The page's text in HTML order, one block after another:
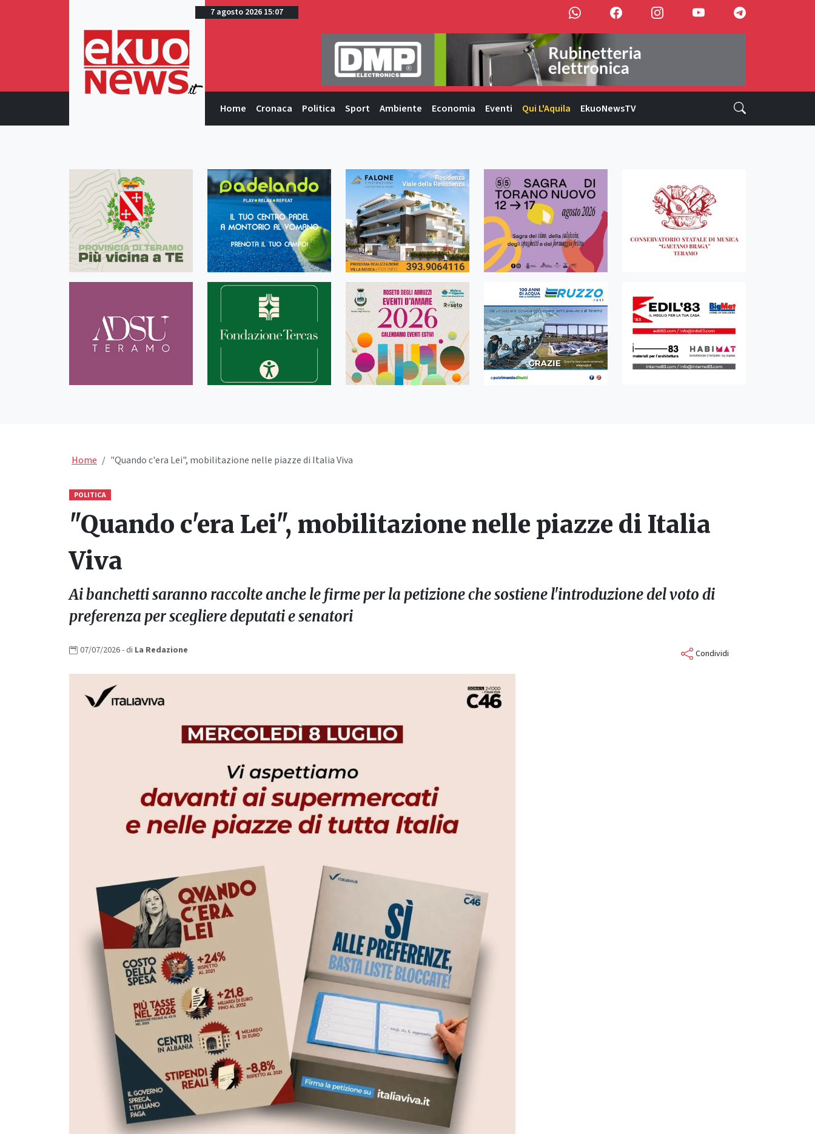
7 agosto 2026 15:07
Home Cronaca Politica Sport Ambiente Economia Eventi Qui L'Aquila EkuoNewsTV
Home "Quando c'era Lei", mobilitazione nelle piazze di Italia Viva
POLITICA
"Quando c'era Lei", mobilitazione nelle piazze di Italia
Viva
Ai banchetti saranno raccolte anche le firme per la petizione che sostiene l'introduzione del voto di
preferenza per scegliere deputati e senatori
07/07/2026- di La Redazione Condividi